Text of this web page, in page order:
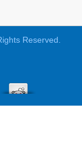
Reserved.